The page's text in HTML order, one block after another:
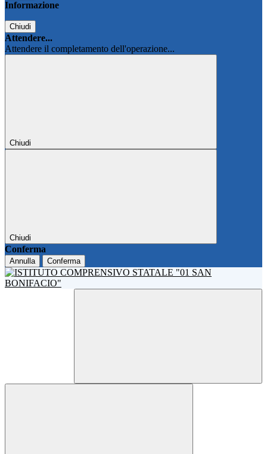
Informazione
Chiudi
Attendere...
Attendere il completamento dell'operazione...
Chiudi
Chiudi
Conferma
Annulla Conferma